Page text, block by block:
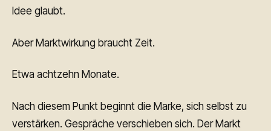
Idee glaubt.
Aber Marktwirkung braucht Zeit.
Etwa achtzehn Monate.
Nach diesem Punkt beginnt die Marke, sich selbst zu
verstärken. Gespräche verschieben sich. Der Markt